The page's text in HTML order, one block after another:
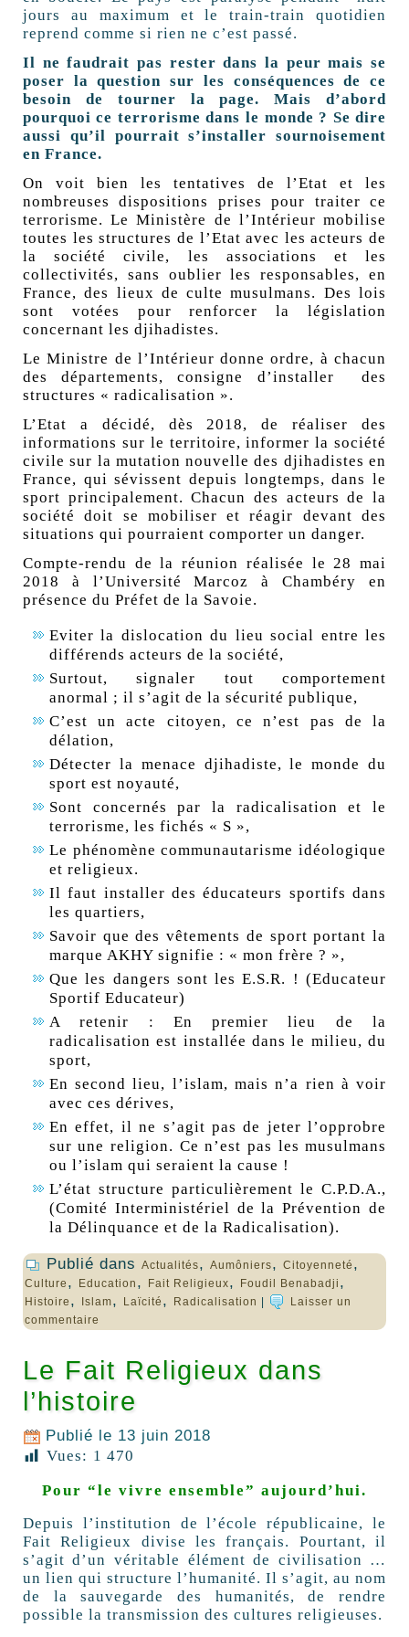
jours au maximum et le train-train quotidien
reprend comme si rien ne c’est passé.
Il ne faudrait pas rester dans la peur mais se
poser la question sur les conséquences de ce
besoin de tourner la page. Mais d’abord
pourquoi ce terrorisme dans le monde ? Se dire
aussi qu’il pourrait s’installer sournoisement
en France.
On voit bien les tentatives de l’Etat et les
nombreuses dispositions prises pour traiter ce
terrorisme. Le Ministère de l’Intérieur mobilise
toutes les structures de l’Etat avec les acteurs de
la société civile, les associations et les
collectivités, sans oublier les responsables, en
France, des lieux de culte musulmans. Des lois
sont votées pour renforcer la législation
concernant les djihadistes.
Le Ministre de l’Intérieur donne ordre, à chacun
des départements, consigne d’installer des
structures « radicalisation ».
L’Etat a décidé, dès 2018, de réaliser des
informations sur le territoire, informer la société
civile sur la mutation nouvelle des djihadistes en
France, qui sévissent depuis longtemps, dans le
sport principalement. Chacun des acteurs de la
société doit se mobiliser et réagir devant des
situations qui pourraient comporter un danger.
Compte-rendu de la réunion réalisée le 28 mai
2018 à l’Université Marcoz à Chambéry en
présence du Préfet de la Savoie.
Eviter la dislocation du lieu social entre les
différends acteurs de la société,
Surtout, signaler tout comportement
anormal ; il s’agit de la sécurité publique,
C’est un acte citoyen, ce n’est pas de la
délation,
Détecter la menace djihadiste, le monde du
sport est noyauté,
Sont concernés par la radicalisation et le
terrorisme, les fichés « S »,
Le phénomène communautarisme idéologique
et religieux.
Il faut installer des éducateurs sportifs dans
les quartiers,
Savoir que des vêtements de sport portant la
marque AKHY signifie : « mon frère ? »,
Que les dangers sont les E.S.R. ! (Educateur
Sportif Educateur)
A retenir : En premier lieu de la
radicalisation est installée dans le milieu, du
sport,
En second lieu, l’islam, mais n’a rien à voir
avec ces dérives,
En effet, il ne s’agit pas de jeter l’opprobre
sur une religion. Ce n’est pas les musulmans
ou l’islam qui seraient la cause !
L’état structure particulièrement le C.P.D.A.,
(Comité Interministériel de la Prévention de
la Délinquance et de la Radicalisation).
Publié dans Actualités, Aumôniers, Citoyenneté ,
Culture , Education , Fait Religieux, Foudil Benabadji ,
Histoire , Islam, Laïcité , Radicalisation
Laisser un
commentaire
Le Fait Religieux dans
l’histoire
Publié le 13 juin 2018
Vues: 1 470
Pour “le vivre ensemble” aujourd’hui.
Depuis l’institution de l’école républicaine, le
Fait Religieux divise les français. Pourtant, il
s’agit d’un véritable élément de civilisation …
un lien qui structure l’humanité. Il s’agit, au nom
de la sauvegarde des humanités, de rendre
possible la transmission des cultures religieuses.